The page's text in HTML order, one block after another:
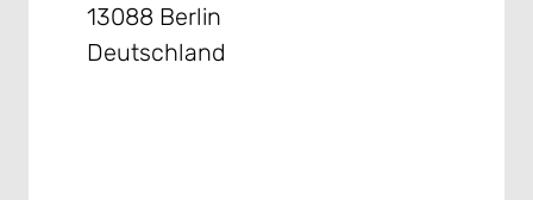
13088 Berlin
Deutschland